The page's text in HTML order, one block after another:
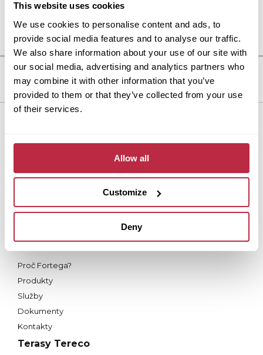
This website uses cookies
We use cookies to personalise content and ads, to
provide social media features and to analyse our traffic.
We also share information about your use of our site with
our social media, advertising and analytics partners who
may combine it with other information that you’ve
provided to them or that they’ve collected from your use
of their services.
Allow all
Customize
Deny
Služby
Dokumenty
Střecha Fortega
Proč Fortega?
Produkty
Služby
Dokumenty
Kontakty
Terasy Tereco